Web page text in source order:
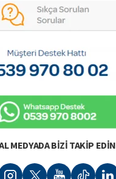
MEDYADA BIZI TAKIP EDIN